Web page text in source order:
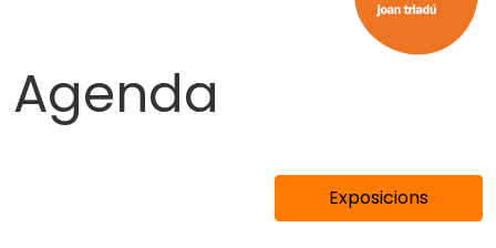
Agenda
Exposicions